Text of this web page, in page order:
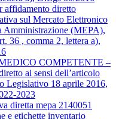
affidamento diretto
sul Mercato Elettronico
Amministrazione (MEPA),
36 , comma 2, lettera a),
COMPETENTE –
ai sensi dell’articolo
Legislativo 18 aprile 2016,
2023
diretta mepa 2140051
e etichette inventario